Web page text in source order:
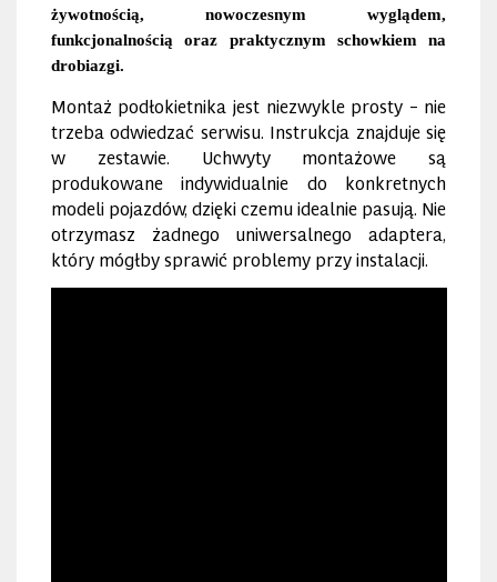
żywotnością, nowoczesnym wyglądem,
funkcjonalnością oraz praktycznym schowkiem na
drobiazgi.
Montaż podłokietnika jest niezwykle prosty – nie
trzeba odwiedzać serwisu. Instrukcja znajduje się
w zestawie. Uchwyty montażowe są
produkowane indywidualnie do konkretnych
modeli pojazdów, dzięki czemu idealnie pasują. Nie
otrzymasz żadnego uniwersalnego adaptera,
który mógłby sprawić problemy przy instalacji.